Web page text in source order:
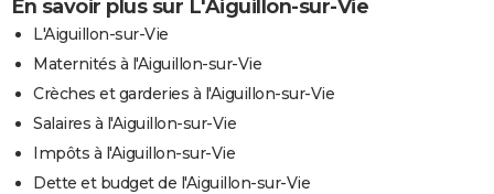
En savoir plus sur L'Aiguillon-sur-Vie
L'Aiguillon-sur-Vie
Maternités à l'Aiguillon-sur-Vie
Crèches et garderies à l'Aiguillon-sur-Vie
Salaires à l'Aiguillon-sur-Vie
Impôts à l'Aiguillon-sur-Vie
Dette et budget de l'Aiguillon-sur-Vie